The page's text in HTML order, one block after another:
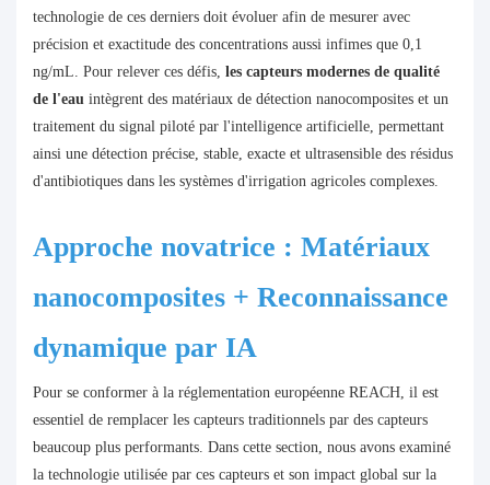
technologie de ces derniers doit évoluer afin de mesurer avec
précision et exactitude des concentrations aussi infimes que 0,1
ng/mL. Pour relever ces défis, les capteurs modernes de qualité
de l'eau intègrent des matériaux de détection nanocomposites et un
traitement du signal piloté par l'intelligence artificielle, permettant
ainsi une détection précise, stable, exacte et ultrasensible des résidus
d'antibiotiques dans les systèmes d'irrigation agricoles complexes.
Approche novatrice : Matériaux
nanocomposites + Reconnaissance
dynamique par IA
Pour se conformer à la réglementation européenne REACH, il est
essentiel de remplacer les capteurs traditionnels par des capteurs
beaucoup plus performants. Dans cette section, nous avons examiné
la technologie utilisée par ces capteurs et son impact global sur la